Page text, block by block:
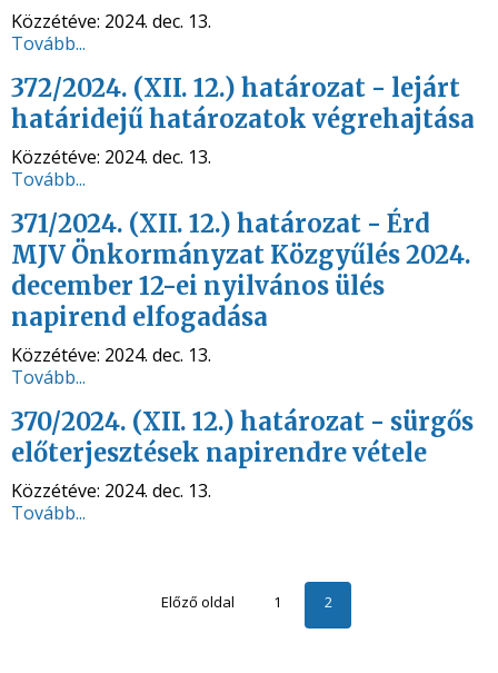
Közzétéve: 2024. dec. 13.
Tovább...
372/2024. (XII. 12.) határozat - lejárt
határidejű határozatok végrehajtása
Közzétéve: 2024. dec. 13.
Tovább...
371/2024. (XII. 12.) határozat - Érd
MJV Önkormányzat Közgyűlés 2024.
december 12-ei nyilvános ülés
napirend elfogadása
Közzétéve: 2024. dec. 13.
Tovább...
370/2024. (XII. 12.) határozat - sürgős
előterjesztések napirendre vétele
Közzétéve: 2024. dec. 13.
Tovább...
Előző oldal 1 2